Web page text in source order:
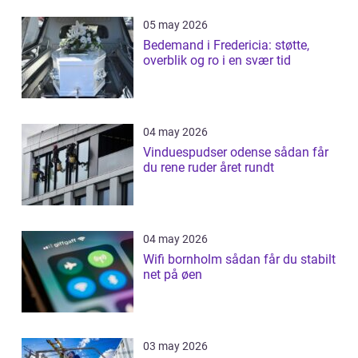
05 may 2026
Bedemand i Fredericia: støtte,
overblik og ro i en svær tid
04 may 2026
Vinduespudser odense sådan får
du rene ruder året rundt
04 may 2026
Wifi bornholm sådan får du stabilt
net på øen
03 may 2026